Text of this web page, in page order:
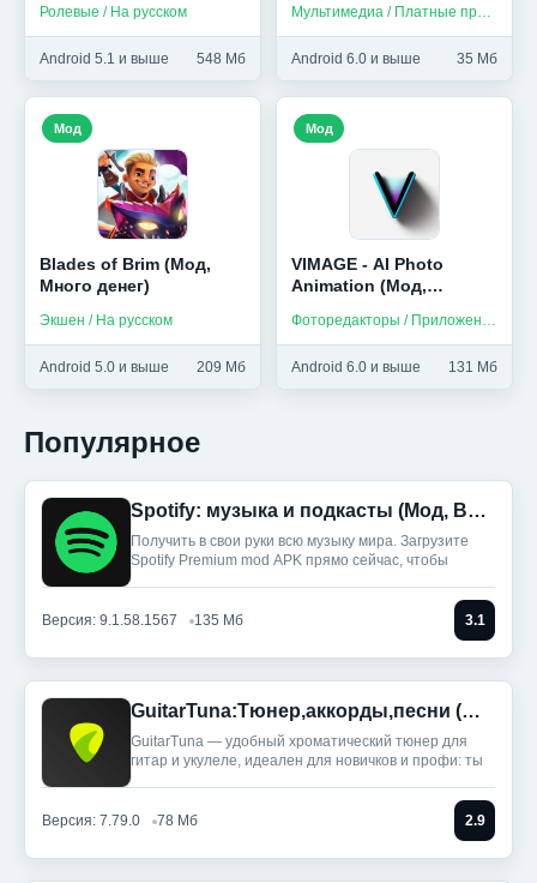
Ролевые / На русском
Android 5.1 и выше 548 Мб
Мультимедиа / Платные приложения
Android 6.0 и выше 35 Мб
Blades of Brim (Мод,
Много денег)
Экшен / На русском
Android 5.0 и выше 209 Мб
Мод
VIMAGE - AI Photo
Animation (Мод,
Фоторедакторы / Приложения на русском
Android 6.0 и выше 131 Мб
Мод
Популярное
Spotify: музыка и подкасты (Мод, Всё разблокировано)
Получить в свои руки всю музыку мира. Загрузите
Spotify Premium mod APK прямо сейчас, чтобы
Версия: 9.1.58.1567 135 Мб 3.1
GuitarTuna:Тюнер,аккорды,песни (Мод, Premium Unlocked)
GuitarTuna — удобный хроматический тюнер для
гитар и укулеле, идеален для новичков и профи: ты
Версия: 7.79.0 78 Мб 2.9